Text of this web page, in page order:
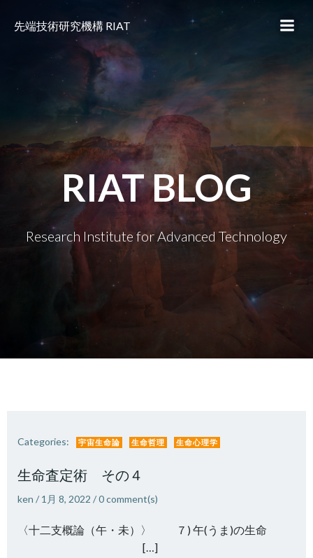
ス
キ
ッ
プ
先端技術研究機構 RIAT
RIAT BLOG
Research Institute for Advanced Technology
Categories: 宇宙生命論 生命哲理 生命心理学
生命査定術 その４
ken / 1月 8, 2022 /0comment(s)
〈十二支概論（午・未）〉 ７) 午(うま)の生命
[…]